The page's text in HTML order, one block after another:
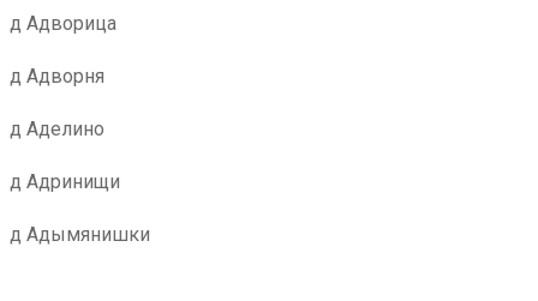
д Адворица
д Адворня
д Аделино
д Адринищи
д Адымянишки